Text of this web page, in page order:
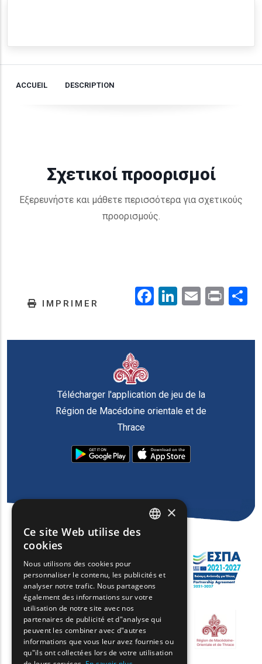
ACCUEIL DESCRIPTION
Σχετικοί προορισμοί
Εξερευνήστε και μάθετε περισσότερα για σχετικούς
προορισμούς.
IMPRIMER Facebook
LinkedIn
EmailPrint
Télécharger l'application de jeu de la
Région de Macédoine orientale et de
Thrace
FRENCH
BULGARIAN
GERMAN
ROMANIAN
TURKISH
×
Ce site Web utilise des
cookies
Nous utilisons des cookies pour
personnaliser le contenu, les publicités et
analyser notre trafic. Nous partageons
également des informations sur votre
utilisation de notre site avec nos
partenaires de publicité et d"analyse qui
peuvent les combiner avec d"autres
informations que vous leur avez fournies ou
qu"ils ont collectées lors de votre utilisation